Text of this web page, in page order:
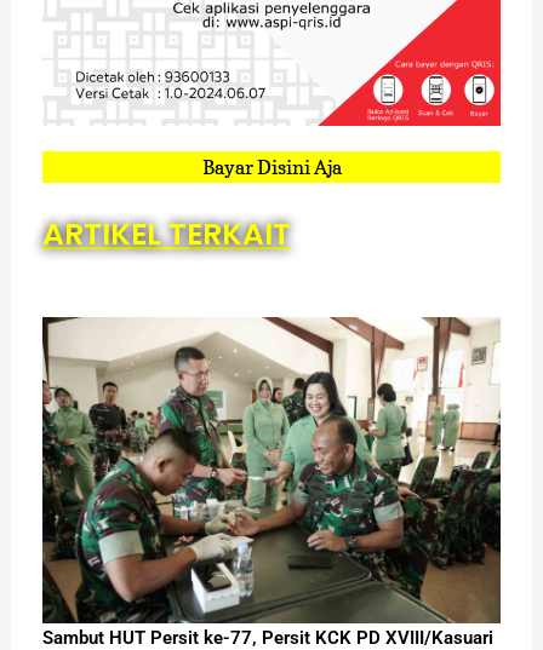
Bayar Disini Aja
ARTIKEL TERKAIT
Sambut HUT Persit ke-77, Persit KCK PD XVIII/Kasuari